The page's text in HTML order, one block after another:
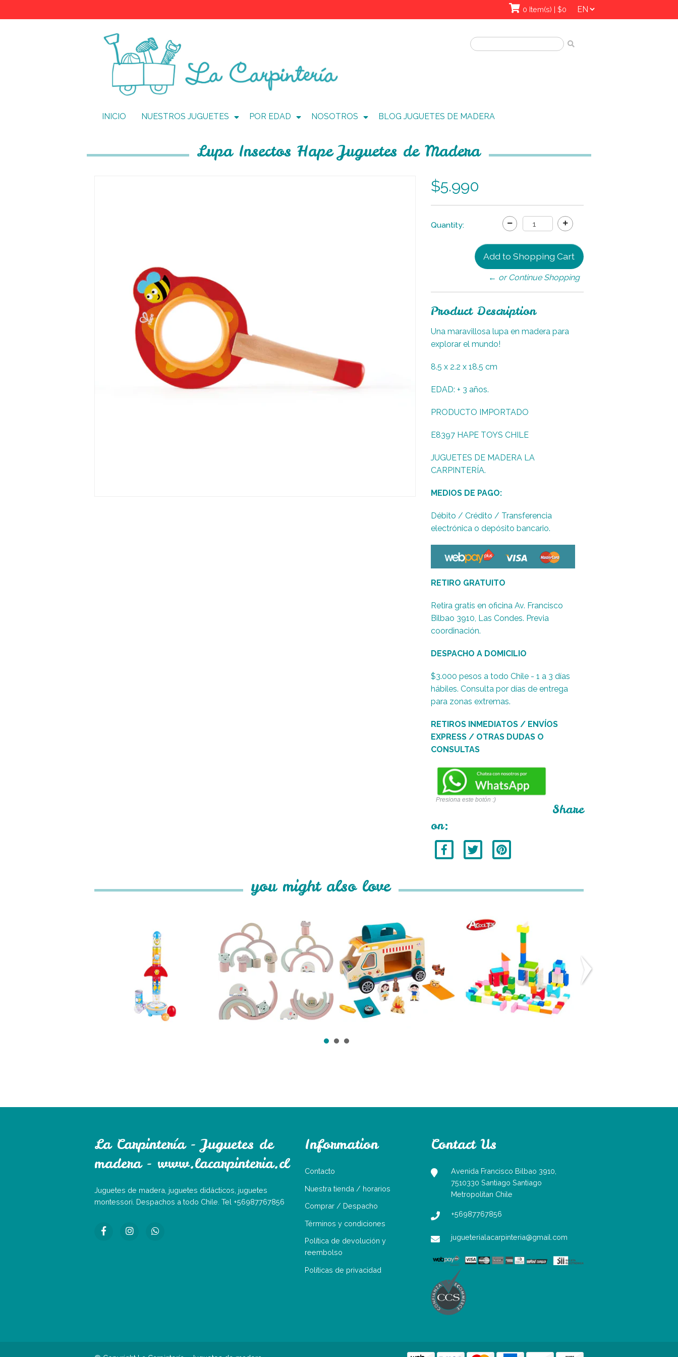
0 Item(s) | $0
INICIO NUESTROS JUGUETES POR EDAD NOSOTROS BLOG JUGUETES DE MADERA
Lupa Insectos Hape Juguetes de Madera
$5.990
Quantity:
← or Continue Shopping
Product Description
Una maravillosa lupa en madera para
explorar el mundo!
8.5 x 2.2 x 18.5 cm
EDAD: + 3 años.
PRODUCTO IMPORTADO
E8397 HAPE TOYS CHILE
JUGUETES DE MADERA LA
CARPINTERÍA.
MEDIOS DE PAGO:
Débito / Crédito / Transferencia
electrónica o depósito bancario.
RETIRO GRATUITO
Retira gratis en oficina Av. Francisco
Bilbao 3910, Las Condes. Previa
coordinación.
DESPACHO A DOMICILIO
$3.000 pesos a todo Chile - 1 a 3 días
hábiles. Consulta por días de entrega
para zonas extremas.
RETIROS INMEDIATOS / ENVÍOS
EXPRESS / OTRAS DUDAS O
CONSULTAS
Presiona este botón :)
Share
on:
you might also love
Apilador Cohete
Hape Juguet...
$33.990
Arcoiris Juguetes
Montesso...
$12.990
Auto de Camping
Juguete de ...
$27.990
Bloques de
madera - 60
piez...
$15.990
La Carpintería - Juguetes de
madera - www.lacarpinteria.cl
Juguetes de madera, juguetes didácticos, juguetes
montessori. Despachos a todo Chile. Tel +56987767856
Information
Contacto
Nuestra tienda / horarios
Comprar / Despacho
Términos y condiciones
Política de devolución y
reembolso
Politicas de privacidad
Contact Us
Avenida Francisco Bilbao 3910,
7510330 Santiago Santiago
Metropolitan Chile
+56987767856
jugueterialacarpinteria@gmail.com